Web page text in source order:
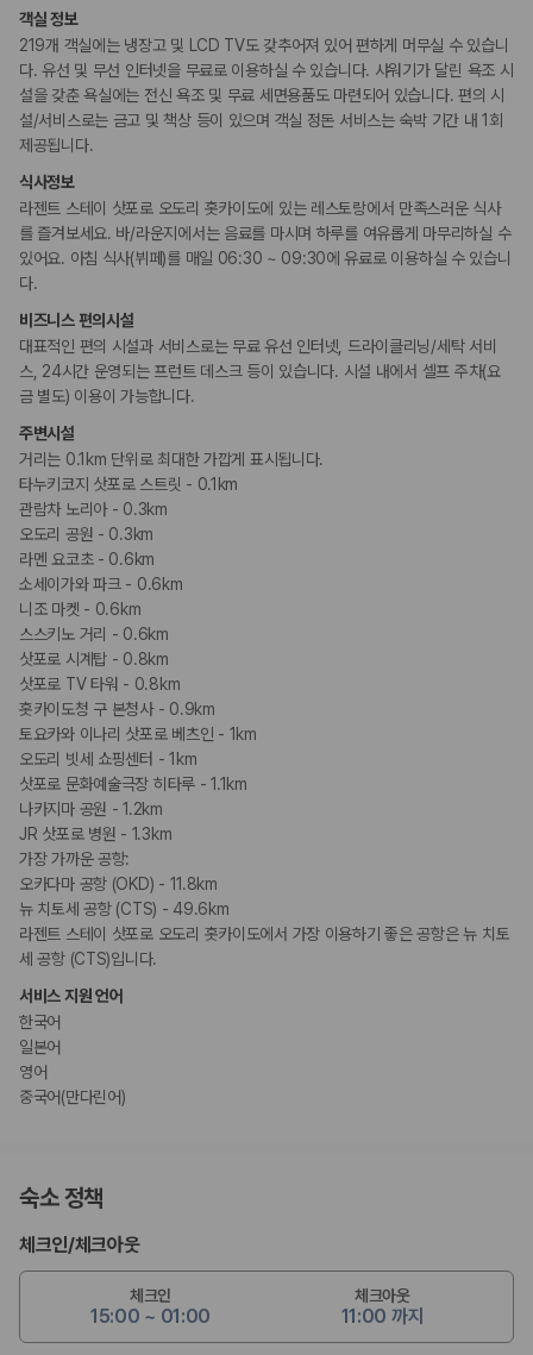
해외 렌트카 가격비교
카모아 사이트맵
객실 정보
219개 객실에는 냉장고 및 LCD TV도 갖추어져 있어 편하게 머무실 수 있습니
다. 유선 및 무선 인터넷을 무료로 이용하실 수 있습니다. 샤워기가 달린 욕조 시
설을 갖춘 욕실에는 전신 욕조 및 무료 세면용품도 마련되어 있습니다. 편의 시
설/서비스로는 금고 및 책상 등이 있으며 객실 정돈 서비스는 숙박 기간 내 1회
제공됩니다.
식사정보
라젠트 스테이 삿포로 오도리 홋카이도에 있는 레스토랑에서 만족스러운 식사
를 즐겨보세요. 바/라운지에서는 음료를 마시며 하루를 여유롭게 마무리하실 수
있어요. 아침 식사(뷔페)를 매일 06:30 ~ 09:30에 유료로 이용하실 수 있습니
다.
비즈니스 편의시설
대표적인 편의 시설과 서비스로는 무료 유선 인터넷, 드라이클리닝/세탁 서비
스, 24시간 운영되는 프런트 데스크 등이 있습니다. 시설 내에서 셀프 주차(요
금 별도) 이용이 가능합니다.
주변시설
거리는 0.1km 단위로 최대한 가깝게 표시됩니다.
타누키코지 삿포로 스트릿 - 0.1km
관람차 노리아 - 0.3km
오도리 공원 - 0.3km
라멘 요코초 - 0.6km
소세이가와 파크 - 0.6km
니조 마켓 - 0.6km
스스키노 거리 - 0.6km
삿포로 시계탑 - 0.8km
삿포로 TV 타워 - 0.8km
홋카이도청 구 본청사 - 0.9km
토요카와 이나리 삿포로 베츠인 - 1km
오도리 빗세 쇼핑센터 - 1km
삿포로 문화예술극장 히타루 - 1.1km
나카지마 공원 - 1.2km
JR 삿포로 병원 - 1.3km
가장 가까운 공항:
오카다마 공항 (OKD) - 11.8km
뉴 치토세 공항 (CTS) - 49.6km
라젠트 스테이 삿포로 오도리 홋카이도에서 가장 이용하기 좋은 공항은 뉴 치토
세 공항 (CTS)입니다.
서비스 지원 언어
한국어
일본어
영어
중국어(만다린어)
숙소 정책
체크인/체크아웃
체크인
15:00 ~ 01:00
체크아웃
11:00 까지